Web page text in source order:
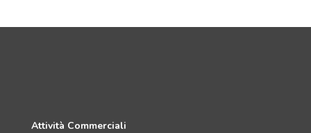
Attività Commerciali